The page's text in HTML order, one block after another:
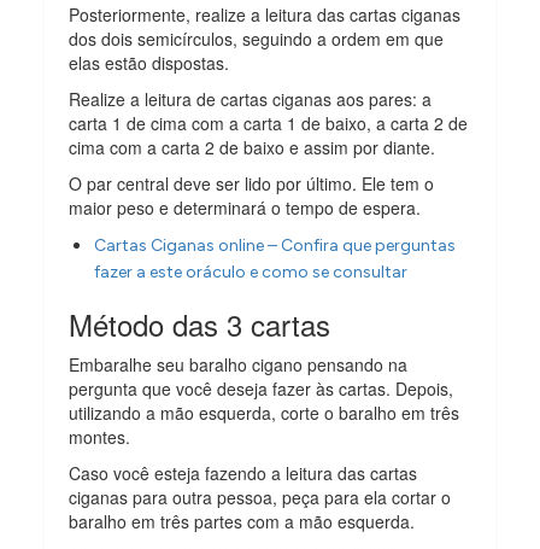
Posteriormente, realize a leitura das cartas ciganas
dos dois semicírculos, seguindo a ordem em que
elas estão dispostas.
Realize a leitura de cartas ciganas aos pares: a
carta 1 de cima com a carta 1 de baixo, a carta 2 de
cima com a carta 2 de baixo e assim por diante.
O par central deve ser lido por último. Ele tem o
maior peso e determinará o tempo de espera.
Cartas Ciganas online – Confira que perguntas
fazer a este oráculo e como se consultar
Método das 3 cartas
Embaralhe seu baralho cigano pensando na
pergunta que você deseja fazer às cartas. Depois,
utilizando a mão esquerda, corte o baralho em três
montes.
Caso você esteja fazendo a leitura das cartas
ciganas para outra pessoa, peça para ela cortar o
baralho em três partes com a mão esquerda.